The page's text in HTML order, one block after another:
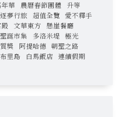
華 農曆春節團體
升等
逐夢行旅 超值全覽
愛不釋手
文華東方
懸崖餐廳
聖誕市集 多洛米堤
極光
獎 阿提哈德
朝聖之路
里島 白馬飯店
連續假期